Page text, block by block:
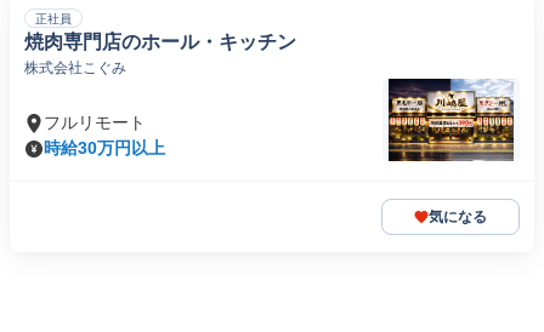
正社員
焼肉専門店のホール・キッチン
株式会社こぐみ
フルリモート
時給30万円以上
気になる